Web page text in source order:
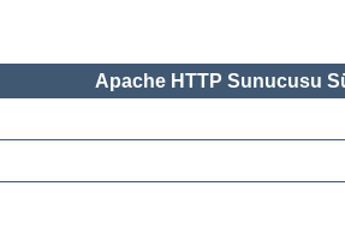
Apache HTTP Sunucusu